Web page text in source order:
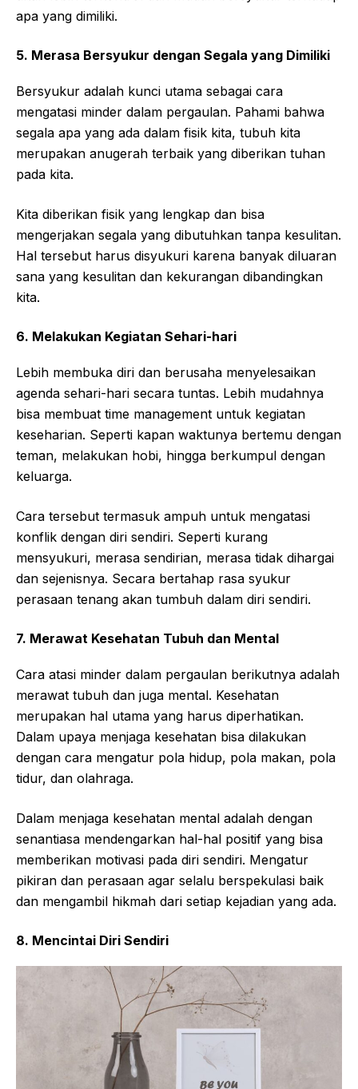
apa yang dimiliki.
5. Merasa Bersyukur dengan Segala yang Dimiliki
Bersyukur adalah kunci utama sebagai cara
mengatasi minder dalam pergaulan. Pahami bahwa
segala apa yang ada dalam fisik kita, tubuh kita
merupakan anugerah terbaik yang diberikan tuhan
pada kita.
Kita diberikan fisik yang lengkap dan bisa
mengerjakan segala yang dibutuhkan tanpa kesulitan.
Hal tersebut harus disyukuri karena banyak diluaran
sana yang kesulitan dan kekurangan dibandingkan
kita.
6. Melakukan Kegiatan Sehari-hari
Lebih membuka diri dan berusaha menyelesaikan
agenda sehari-hari secara tuntas. Lebih mudahnya
bisa membuat time management untuk kegiatan
keseharian. Seperti kapan waktunya bertemu dengan
teman, melakukan hobi, hingga berkumpul dengan
keluarga.
Cara tersebut termasuk ampuh untuk mengatasi
konflik dengan diri sendiri. Seperti kurang
mensyukuri, merasa sendirian, merasa tidak dihargai
dan sejenisnya. Secara bertahap rasa syukur
perasaan tenang akan tumbuh dalam diri sendiri.
7. Merawat Kesehatan Tubuh dan Mental
Cara atasi minder dalam pergaulan berikutnya adalah
merawat tubuh dan juga mental. Kesehatan
merupakan hal utama yang harus diperhatikan.
Dalam upaya menjaga kesehatan bisa dilakukan
dengan cara mengatur pola hidup, pola makan, pola
tidur, dan olahraga.
Dalam menjaga kesehatan mental adalah dengan
senantiasa mendengarkan hal-hal positif yang bisa
memberikan motivasi pada diri sendiri. Mengatur
pikiran dan perasaan agar selalu berspekulasi baik
dan mengambil hikmah dari setiap kejadian yang ada.
8. Mencintai Diri Sendiri